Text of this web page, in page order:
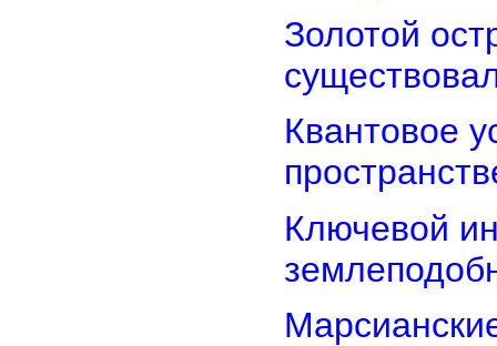
Золотой
Квантовое
Ключевой